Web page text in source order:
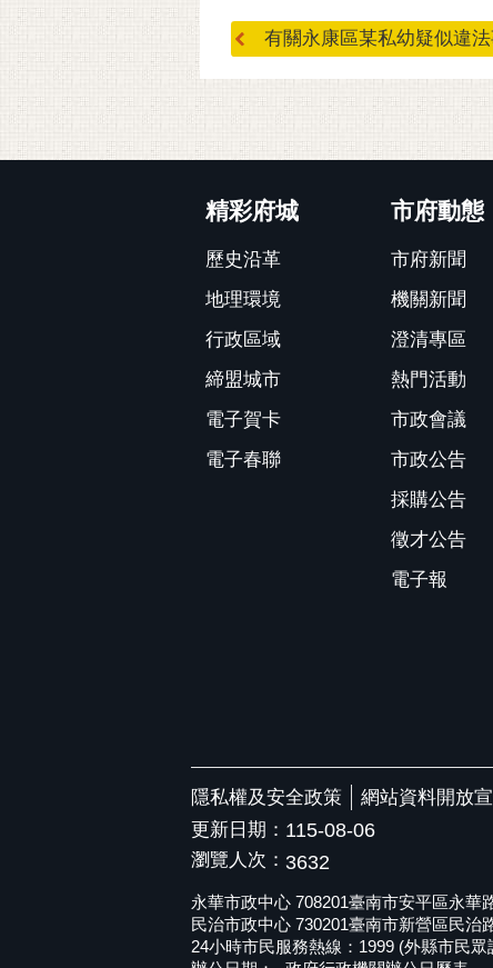
有關永康區某私幼疑似違
精彩府城
歷史沿革
地理環境
行政區域
締盟城市
電子賀卡
電子春聯
市府動態
市府新聞
機關新聞
澄清專區
熱門活動
市政會議
市政公告
採購公告
徵才公告
電子報
隱私權及安全政策 網站資料開放
更新日期： 115-08-06
瀏覽人次： 3632
永華市政中心 708201臺南市安平區永華
民治市政中心 730201臺南市新營區民治
24小時市民服務熱線：1999 (外縣市民眾